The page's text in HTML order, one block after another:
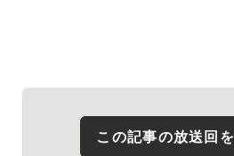
この記事の放送回を